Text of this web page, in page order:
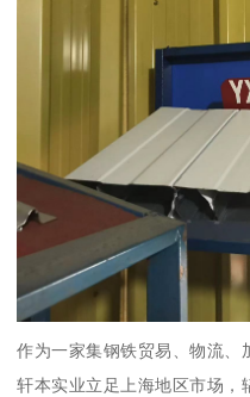
作为一家集钢铁贸易、物流、
轩本实业立足上海地区市场，